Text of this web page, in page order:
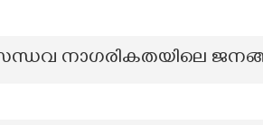
നാഗരികതയിലെ